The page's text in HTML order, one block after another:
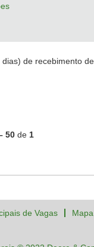
de recebimento
50 de 1
de Vagas